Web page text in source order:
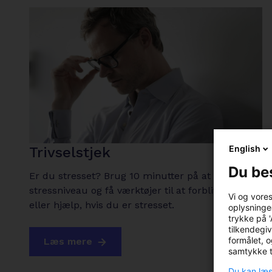
Trivselstjek
Er du stresset? Brug 10 minutter på at tjekke dit
stressniveau og få værktøjer til at forblive i trivsel
eller hjælp, hvis du er stresset.
Læs mere arrow-
right
English
Du
Vi og
trykke på
formålet,
samtykke